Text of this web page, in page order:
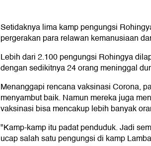
Setidaknya lima kamp pengungsi
pergerakan para relawan kemanusiaan
Lebih dari 2.100 pengungsi Rohingya
dengan sedikitnya 24 orang meninggal
Menanggapi rencana vaksinasi Corona,
menyambut baik. Namun mereka juga
vaksinasi bisa mencakup lebih banyak
"Kamp-kamp itu padat penduduk. Jadi
ucap salah satu pengungsi di kamp